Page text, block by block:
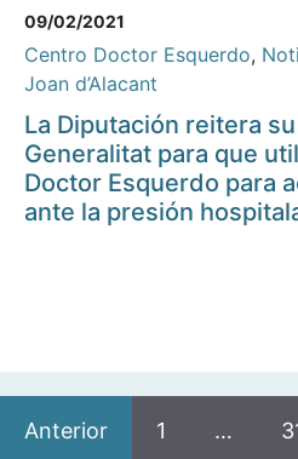
09/02/2021
Centro Doctor Esquerdo,
Joan d’Alacant
La Diputación reitera
Generalitat para que
Doctor Esquerdo para
ante la presión
Anterior 1 …